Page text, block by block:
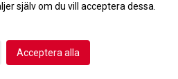
själv om du vill acceptera dessa.
Acceptera alla